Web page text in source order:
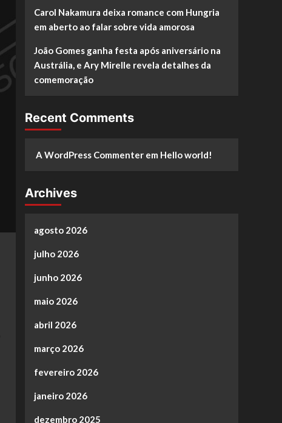
Carol Nakamura deixa romance com Hungria
em aberto ao falar sobre vida amorosa
João Gomes ganha festa após aniversário na
Austrália, e Ary Mirelle revela detalhes da
comemoração
Recent Comments
A WordPress Commenterem Hello world!
Archives
agosto 2026
julho 2026
junho 2026
maio 2026
abril 2026
março 2026
fevereiro 2026
janeiro 2026
dezembro 2025